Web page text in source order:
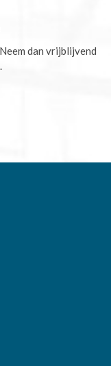
dan vrijblijvend